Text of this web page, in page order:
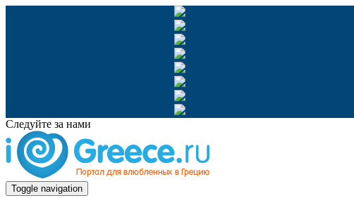
Следуйте за нами
Toggle navigation